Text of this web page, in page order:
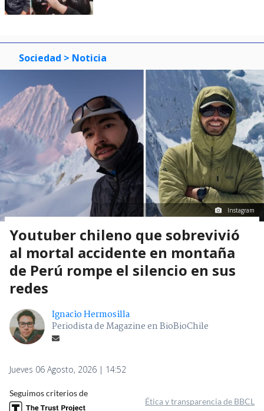
Sociedad > Noticia
Instagram
Youtuber chileno que sobrevivió
al mortal accidente en montaña
de Perú rompe el silencio en sus
redes
Ignacio Hermosilla
Periodista de Magazine en BioBioChile
Jueves 06 Agosto, 2026 | 14:52
Seguimos criterios de
Ética y transparencia de BBCL